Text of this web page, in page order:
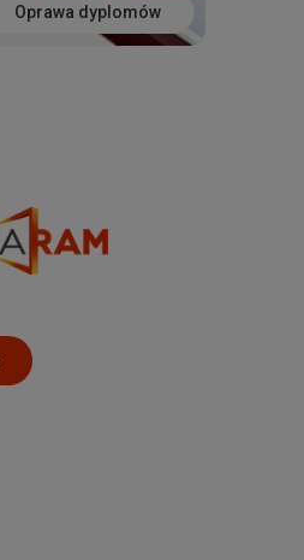
Oprawa dyplomów